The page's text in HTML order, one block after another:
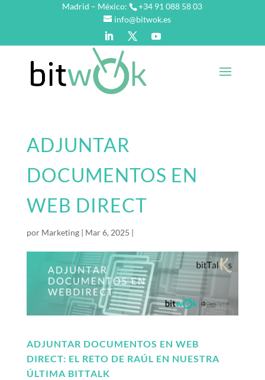
Madrid – México:
+34 91 088 58 03
info@bitwok.es
ADJUNTAR
DOCUMENTOS EN
WEB DIRECT
por Marketing| Mar 6, 2025 |
ADJUNTAR DOCUMENTOS EN WEB
DIRECT: EL RETO DE RAÚL EN NUESTRA
ÚLTIMA BITTALK